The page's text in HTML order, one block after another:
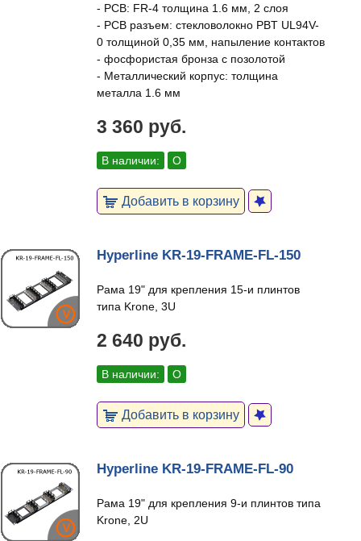
- PCB: FR-4 толщина 1.6 мм, 2 слоя
- PCB разъем: стекловолокно PBT UL94V-
0 толщиной 0,35 мм, напыление контактов
- фосфористая бронза с позолотой
- Металлический корпус: толщина
металла 1.6 мм
3 360 руб.
В наличии: О
Добавить в корзину
Hyperline KR-19-FRAME-FL-150
Рама 19" для крепления 15-и плинтов
типа Krone, 3U
2 640 руб.
В наличии: О
Добавить в корзину
Hyperline KR-19-FRAME-FL-90
Рама 19" для крепления 9-и плинтов типа
Krone, 2U